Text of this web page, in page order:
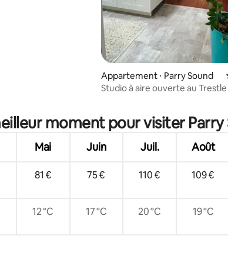
30 commentaires : 4,83 sur 5Appartement ⋅ Parry Sound
Studio à aire ouverte au
moment pour visiter Parry
Mai Juin Juil. Août
81 € 75 € 110 € 109 €
12 °C 17 °C 20 °C 19 °C